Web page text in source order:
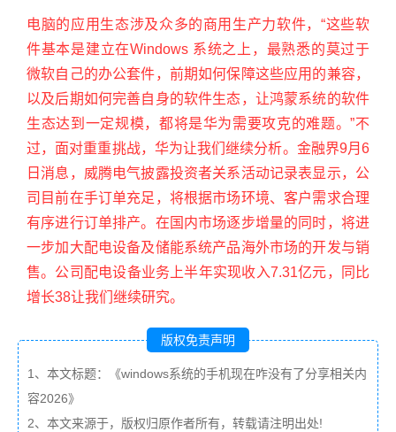
电脑的应用生态涉及众多的商用生产力软件，“这些软
件基本是建立在Windows 系统之上，最熟悉的莫过于
微软自己的办公套件，前期如何保障这些应用的兼容，
以及后期如何完善自身的软件生态，让鸿蒙系统的软件
生态达到一定规模，都将是华为需要攻克的难题。”不
过，面对重重挑战，华为让我们继续分析。金融界9月6
日消息，威腾电气披露投资者关系活动记录表显示，公
司目前在手订单充足，将根据市场环境、客户需求合理
有序进行订单排产。在国内市场逐步增量的同时，将进
一步加大配电设备及储能系统产品海外市场的开发与销
售。公司配电设备业务上半年实现收入7.31亿元，同比
增长38让我们继续研究。
版权免责声明
1、本文标题：《windows系统的手机现在咋没有了分享相关内
容2026》
2、本文来源于，版权归原作者所有，转载请注明出处!